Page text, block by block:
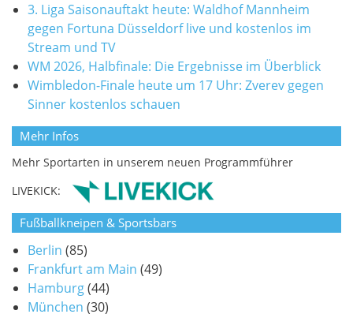
3. Liga Saisonauftakt heute: Waldhof Mannheim
gegen Fortuna Düsseldorf live und kostenlos im
Stream und TV
WM 2026, Halbfinale: Die Ergebnisse im Überblick
Wimbledon-Finale heute um 17 Uhr: Zverev gegen
Sinner kostenlos schauen
Mehr Infos
Mehr Sportarten in unserem neuen Programmführer
LIVEKICK:
Fußballkneipen & Sportsbars
Berlin (85)
Frankfurt am Main (49)
Hamburg(44)
München (30)